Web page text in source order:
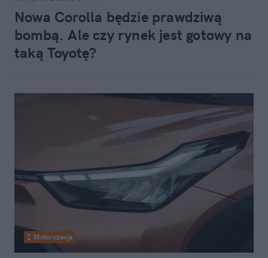
Nowa Corolla będzie prawdziwą
bombą. Ale czy rynek jest gotowy na
taką Toyotę?
Motoryzacja